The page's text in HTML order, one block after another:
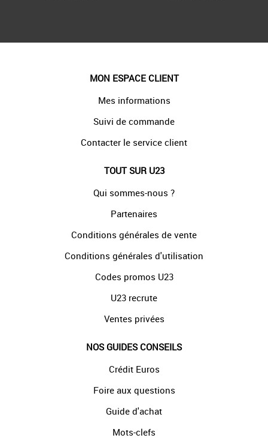
MON ESPACE CLIENT
Mes informations
Suivi de commande
Contacter le service client
TOUT SUR U23
Qui sommes-nous ?
Partenaires
Conditions générales de vente
Conditions générales d'utilisation
Codes promos U23
U23 recrute
Ventes privées
NOS GUIDES CONSEILS
Crédit Euros
Foire aux questions
Guide d'achat
Mots-clefs